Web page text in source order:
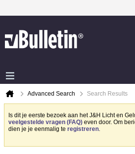
Advanced Search Search Results
Is dit je eerste bezoek aan het J&H Licht en
veelgestelde vragen (FAQ) even door. Om
dien je je eenmalig te registreren.